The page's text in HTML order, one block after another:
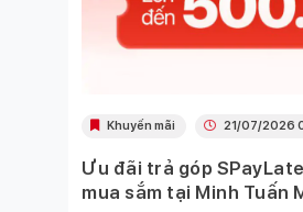
Khuyến mãi 21/07/2026
Ưu đãi trả góp
mua sắm tại Minh Tuấn